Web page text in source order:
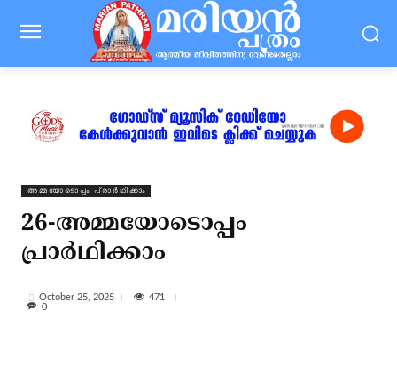
⁠അമ്മയോടൊപ്പം പ്രാർഥിക്കാം
26-അമ്മയോടൊപ്പം
പ്രാർഥിക്കാം
October 25, 2025
471
0